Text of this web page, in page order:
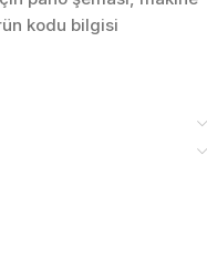
kodu bilgisi